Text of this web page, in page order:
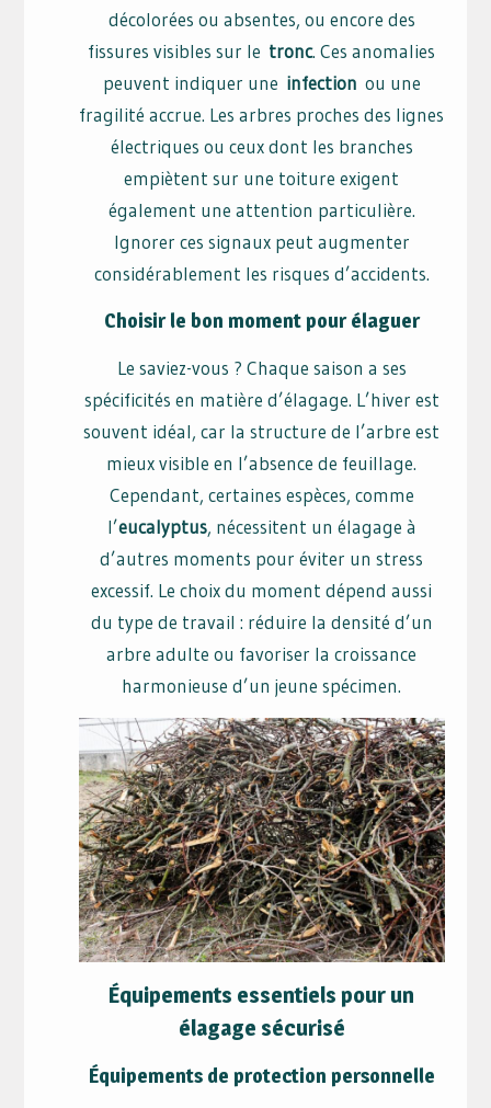
décolorées ou absentes, ou encore des
fissures visibles sur le tronc. Ces anomalies
peuvent indiquer une infection ou une
fragilité accrue. Les arbres proches des lignes
électriques ou ceux dont les branches
empiètent sur une toiture exigent
également une attention particulière.
Ignorer ces signaux peut augmenter
considérablement les risques d’accidents.
Choisir le bon moment pour élaguer
Le saviez-vous ? Chaque saison a ses
spécificités en matière d’élagage. L’hiver est
souvent idéal, car la structure de l’arbre est
mieux visible en l’absence de feuillage.
Cependant, certaines espèces, comme
l’eucalyptus, nécessitent un élagage à
d’autres moments pour éviter un stress
excessif. Le choix du moment dépend aussi
du type de travail : réduire la densité d’un
arbre adulte ou favoriser la croissance
harmonieuse d’un jeune spécimen.
Équipements essentiels pour un
élagage sécurisé
Équipements de protection personnelle